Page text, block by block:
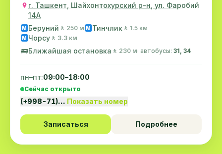
г. Ташкент, Шайхонтохурский р-н, ул. Фаробий
14А
M Беруний 🚶 250 м M Тинчлик 🚶 1.5 км
M Чорсу 🚶 3.3 км
🚌Ближайшая остановка 🚶 230 м· автобусы: 31, 34
пн–пт:09:00–18:00
Сейчас открыто
(+998-71)… Показать номер
Записаться Подробнее